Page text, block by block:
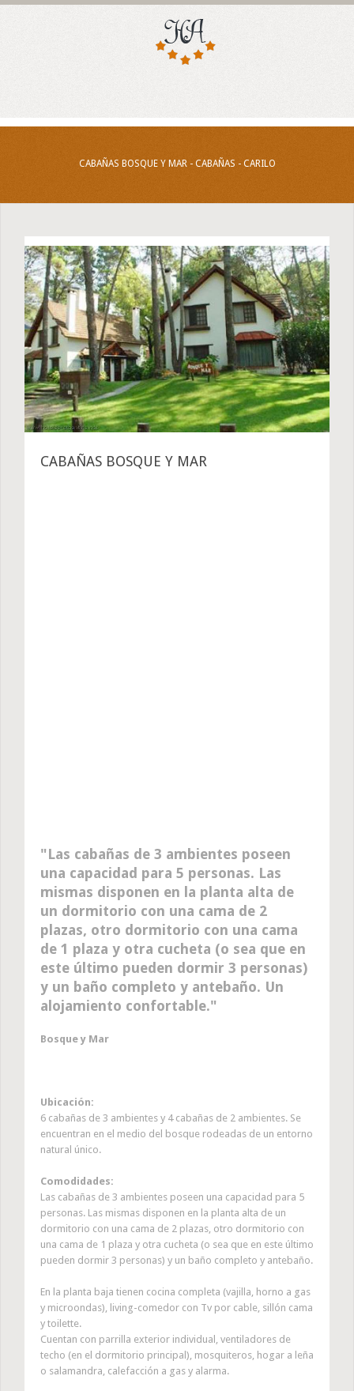
CABAÑAS BOSQUE Y MAR - CABAÑAS - CARILO
CABAÑAS BOSQUE Y MAR
Las cabañas de 3 ambientes poseen
una capacidad para 5 personas. Las
mismas disponen en la planta alta de
un dormitorio con una cama de 2
plazas, otro dormitorio con una cama
de 1 plaza y otra cucheta (o sea que en
este último pueden dormir 3 personas)
y un baño completo y antebaño. Un
alojamiento confortable.
Bosque y Mar
Ubicación:
6 cabañas de 3 ambientes y 4 cabañas de 2 ambientes. Se
encuentran en el medio del bosque rodeadas de un entorno
natural único.
Comodidades:
Las cabañas de 3 ambientes poseen una capacidad para 5
personas. Las mismas disponen en la planta alta de un
dormitorio con una cama de 2 plazas, otro dormitorio con
una cama de 1 plaza y otra cucheta (o sea que en este último
pueden dormir 3 personas) y un baño completo y antebaño.
En la planta baja tienen cocina completa (vajilla, horno a gas
y microondas), living-comedor con Tv por cable, sillón cama
y toilette.
Cuentan con parrilla exterior individual, ventiladores de
techo (en el dormitorio principal), mosquiteros, hogar a leña
o salamandra, calefacción a gas y alarma.